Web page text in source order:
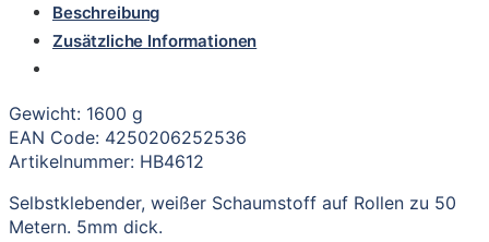
Beschreibung
Zusätzliche Informationen
Gewicht: 1600 g
EAN Code: 4250206252536
Artikelnummer: HB4612
Selbstklebender, weißer Schaumstoff auf Rollen zu 50
Metern. 5mm dick.